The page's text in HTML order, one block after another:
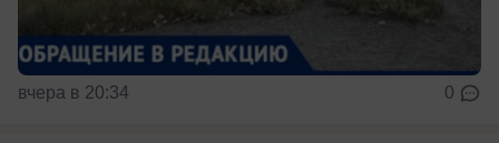
вчера в 20:34 0